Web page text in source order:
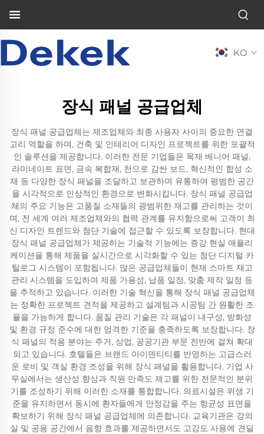
KO
장식 패널 공급업체
장식 패널 공급업체는 제조업체와 최종 사용자 사이의 중요한 연결
고리 역할을 하며, 건축 및 인테리어 디자인 프로젝트를 위한 포괄적
인 솔루션을 제공합니다. 이러한 전문 기업들은 목재 베니어 패널,
라미네이트 표면, 금속 복합재, 천으로 감싼 보드, 혁신적인 합성 소
재 등 다양한 장식 패널을 조달하고 보관하며 유통하여 평범한 공간
을 시각적으로 인상적인 환경으로 변화시킵니다. 장식 패널 공급업
체의 주요 기능은 고품질 소재들의 광범위한 재고를 관리하는 것이
며, 전 세계 여러 제조업체와의 협력 관계를 유지함으로써 고객이 최
신 디자인 트렌드와 첨단 기술에 접근할 수 있도록 보장합니다. 현대
장식 패널 공급업체가 제공하는 기술적 기능에는 증강 현실 애플리
케이션을 통해 제품을 실시간으로 시각화할 수 있는 첨단 디지털 카
탈로그 시스템이 포함됩니다. 많은 공급업체들이 현재 스마트 재고
관리 시스템을 도입하여 제품 가용성, 납품 일정, 맞춤 제작 일정 등
을 추적하고 있습니다. 이러한 기술 혁신을 통해 장식 패널 공급업체
는 정확한 프로젝트 견적을 제공하고 설계팀과 시공팀 간 원활한 조
율을 가능하게 합니다. 품질 관리 기술은 각 패널이 내구성, 방화성
및 환경 규정 준수에 대한 엄격한 기준을 충족하도록 보장합니다. 장
식 패널의 적용 분야는 주거, 상업, 공공기관 부문 전반에 걸쳐 확대
되고 있습니다. 호텔들은 브랜드 아이덴티티를 반영하는 고급스러
운 로비 및 객실 환경 조성을 위해 장식 패널을 활용합니다. 기업 사
무실에서는 생산성 향상과 직원 만족도 제고를 위한 전문적인 분위
기를 조성하기 위해 이러한 소재를 통합합니다. 의료시설은 위생 기
준을 유지하면서 동시에 환자들에게 안정감을 주는 항균성 표면을
확보하기 위해 장식 패널 공급업체에 의존합니다. 교육기관은 강의
실 및 공용 공간에서 음향 효과를 제공하면서도 고강도 사용에 견딜